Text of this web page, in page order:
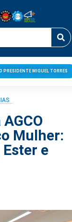
PRESIDENTE MIGUEL TORRES
Mulher:
e